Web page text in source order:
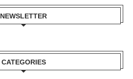
NEWSLETTER
CATEGORIES